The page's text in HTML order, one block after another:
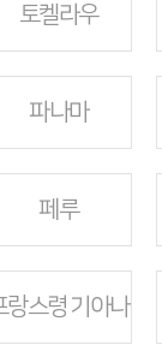
토켈라우
파나마
페루
랑스령 기아나